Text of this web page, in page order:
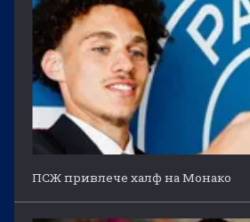
ПСЖ привлече халф на Монако